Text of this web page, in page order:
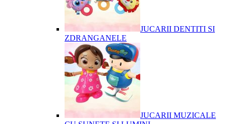
JUCARII DENTITI SI
ZDRANGANELE
JUCARII MUZICALE